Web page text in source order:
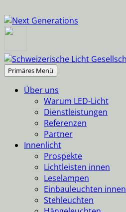
Suchen
Primäres Menü Springe
Inhalt
Über uns
Warum LED-Licht
Dienstleistungen
Referenzen
Partner
Innenlicht
Prospekte
Lichtleisten innen
Leselampen
Einbauleuchten innen
Stehleuchten